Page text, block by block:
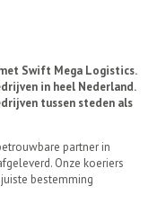
Swift Mega Logistics.
in heel Nederland.
tussen steden als
partner in
Onze koeriers
bestemming